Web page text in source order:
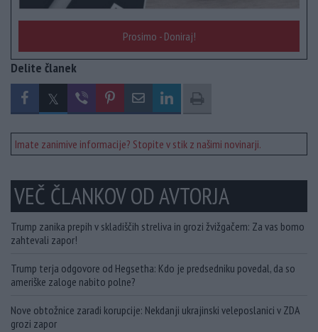
Prosimo - Doniraj!
Delite članek
Imate zanimive informacije? Stopite v stik z našimi novinarji.
VEČ ČLANKOV OD AVTORJA
Trump zanika prepih v skladiščih streliva in grozi žvižgačem: Za vas bomo
zahtevali zapor!
Trump terja odgovore od Hegsetha: Kdo je predsedniku povedal, da so
ameriške zaloge nabito polne?
Nove obtožnice zaradi korupcije: Nekdanji ukrajinski veleposlanici v ZDA
grozi zapor